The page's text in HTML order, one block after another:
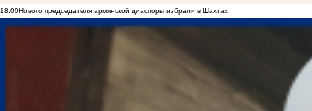
18:00Нового председателя армянской диаспоры избрали в Шахтах